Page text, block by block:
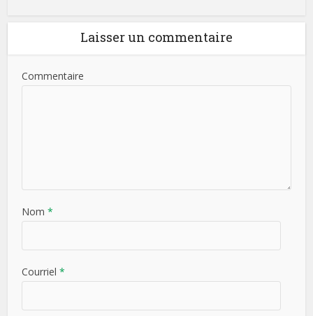
Laisser un commentaire
Commentaire
Nom*
Courriel*